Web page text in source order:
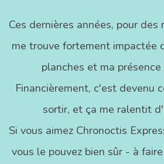
Ces dernières années, pour des
me trouve fortement impactée
planches et ma
Financièrement, c'est devenu
sortir, et ça me ralentit
Si vous aimez Chronoctis
vous le pouvez bien sûr - à